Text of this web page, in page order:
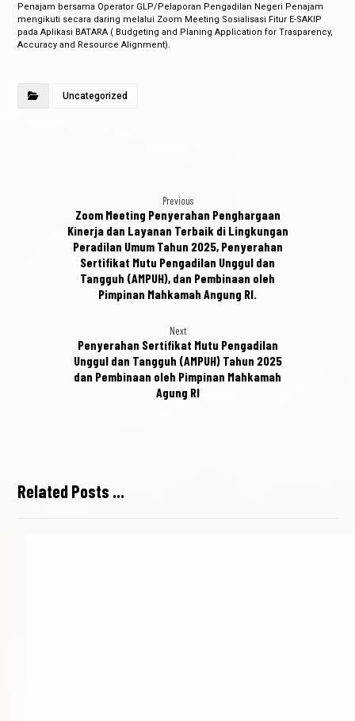
Penajam bersama Operator GLP/Pelaporan Pengadilan Negeri Penajam
mengikuti secara daring melalui Zoom Meeting Sosialisasi Fitur E-SAKIP
pada Aplikasi BATARA ( Budgeting and Planing Application for Trasparency,
Accuracy and Resource Alignment).
Uncategorized
Previous
Zoom Meeting Penyerahan Penghargaan
Kinerja dan Layanan Terbaik di Lingkungan
Peradilan Umum Tahun 2025, Penyerahan
Sertifikat Mutu Pengadilan Unggul dan
Tangguh (AMPUH), dan Pembinaan oleh
Pimpinan Mahkamah Angung RI.
Next
Penyerahan Sertifikat Mutu Pengadilan
Unggul dan Tangguh (AMPUH) Tahun 2025
dan Pembinaan oleh Pimpinan Mahkamah
Agung RI
Related Posts ...